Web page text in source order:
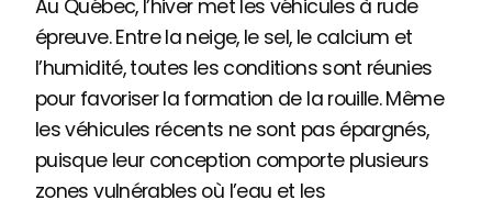
Au Québec, l’hiver met les véhicules à rude
épreuve. Entre la neige, le sel, le calcium et
l’humidité, toutes les conditions sont réunies
pour favoriser la formation de la rouille. Même
les véhicules récents ne sont pas épargnés,
puisque leur conception comporte plusieurs
zones vulnérables où l’eau et les